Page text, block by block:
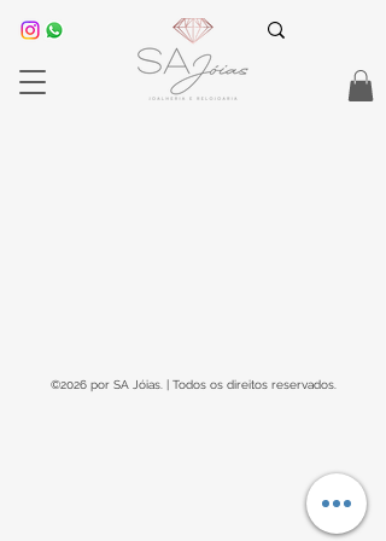
©2026 por SA Jóias. | Todos os direitos reservados.